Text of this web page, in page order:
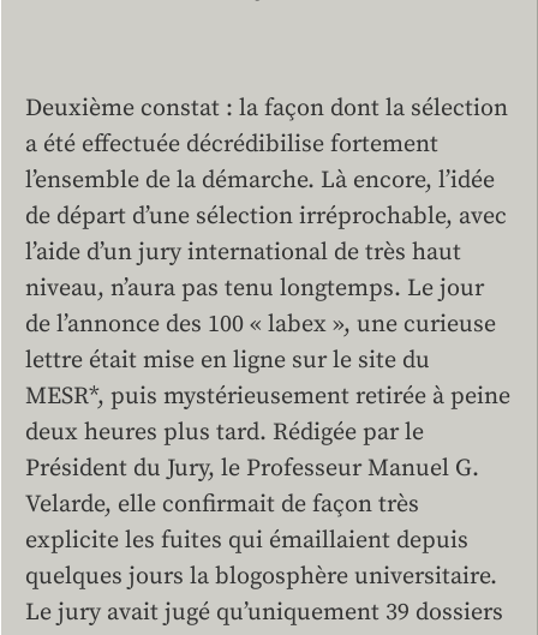
Deuxième constat : la façon dont la sélection
a été effectuée décrédibilise fortement
l’ensemble de la démarche. Là encore, l’idée
de départ d’une sélection irréprochable, avec
l’aide d’un jury international de très haut
niveau, n’aura pas tenu longtemps. Le jour
de l’annonce des 100 « labex », une curieuse
lettre était mise en ligne sur le site du
MESR*, puis mystérieusement retirée à peine
deux heures plus tard. Rédigée par le
Président du Jury, le Professeur Manuel G.
Velarde, elle confirmait de façon très
explicite les fuites qui émaillaient depuis
quelques jours la blogosphère universitaire.
Le jury avait jugé qu’uniquement 39 dossiers